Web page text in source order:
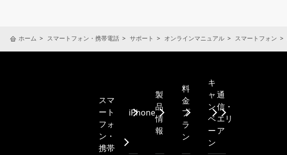
ホーム スマートフォン・携帯電話 サポート オンラインマニュアル スマートフォン
スマ
ート
フォ
ン・
携帯
iPhone
製
品
情
報
料
金
プ
ラ
ン
キ
ャ
ン
ペ
ー
ン
通
信・
エリ
ア